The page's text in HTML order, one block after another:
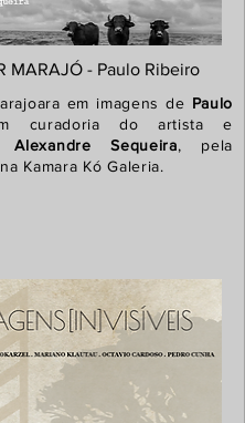
MARAJÓ - Paulo Ribeiro
em imagens de Paulo
curadoria do artista e
Alexandre Sequeira, pela
Kamara Kó Galeria.